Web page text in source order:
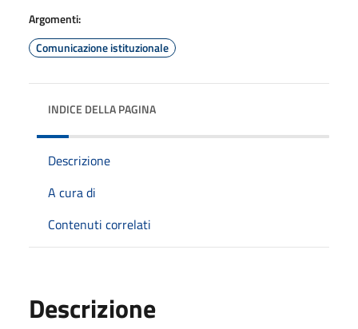
Argomenti:
Comunicazione istituzionale
INDICE DELLA PAGINA
Descrizione
A cura di
Contenuti correlati
Descrizione